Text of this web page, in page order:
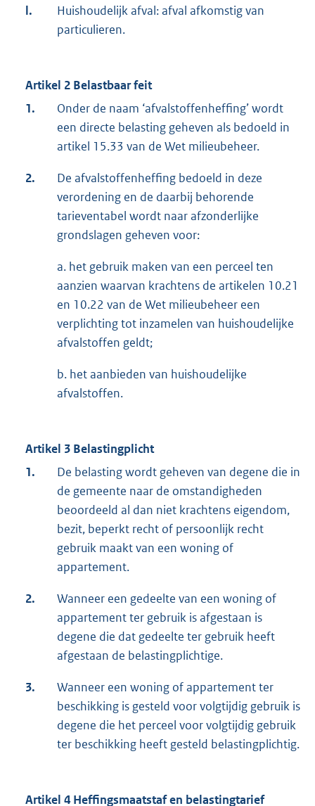
l.
Huishoudelijk afval: afval afkomstig van
particulieren.
Artikel 2 Belastbaar feit
1.
Onder de naam ‘afvalstoffenheffing’ wordt
een directe belasting geheven als bedoeld in
artikel 15.33 van de Wet milieubeheer.
2.
De afvalstoffenheffing bedoeld in deze
verordening en de daarbij behorende
tarieventabel wordt naar afzonderlijke
grondslagen geheven voor:
a. het gebruik maken van een perceel ten
aanzien waarvan krachtens de artikelen 10.21
en 10.22 van de Wet milieubeheer een
verplichting tot inzamelen van huishoudelijke
afvalstoffen geldt;
b. het aanbieden van huishoudelijke
afvalstoffen.
Artikel 3 Belastingplicht
1.
De belasting wordt geheven van degene die in
de gemeente naar de omstandigheden
beoordeeld al dan niet krachtens eigendom,
bezit, beperkt recht of persoonlijk recht
gebruik maakt van een woning of
appartement.
2.
Wanneer een gedeelte van een woning of
appartement ter gebruik is afgestaan is
degene die dat gedeelte ter gebruik heeft
afgestaan de belastingplichtige.
3.
Wanneer een woning of appartement ter
beschikking is gesteld voor volgtijdig gebruik is
degene die het perceel voor volgtijdig gebruik
ter beschikking heeft gesteld belastingplichtig.
Artikel 4 Heffingsmaatstaf en belastingtarief